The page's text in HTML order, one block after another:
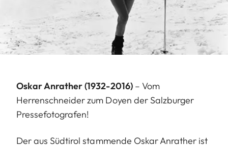
Oskar Anrather (1932-2016)– Vom
Herrenschneider zum Doyen der Salzburger
Pressefotografen!
Der aus Südtirol stammende Oskar Anrather ist